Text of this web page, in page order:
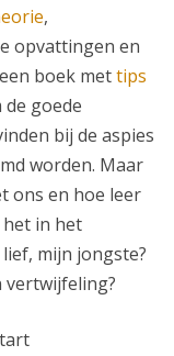
,
opvattingen en
boek mettips
de goede
bij de aspies
worden. Maar
ons en hoe leer
het in het
mijn jongste?
vertwijfeling?